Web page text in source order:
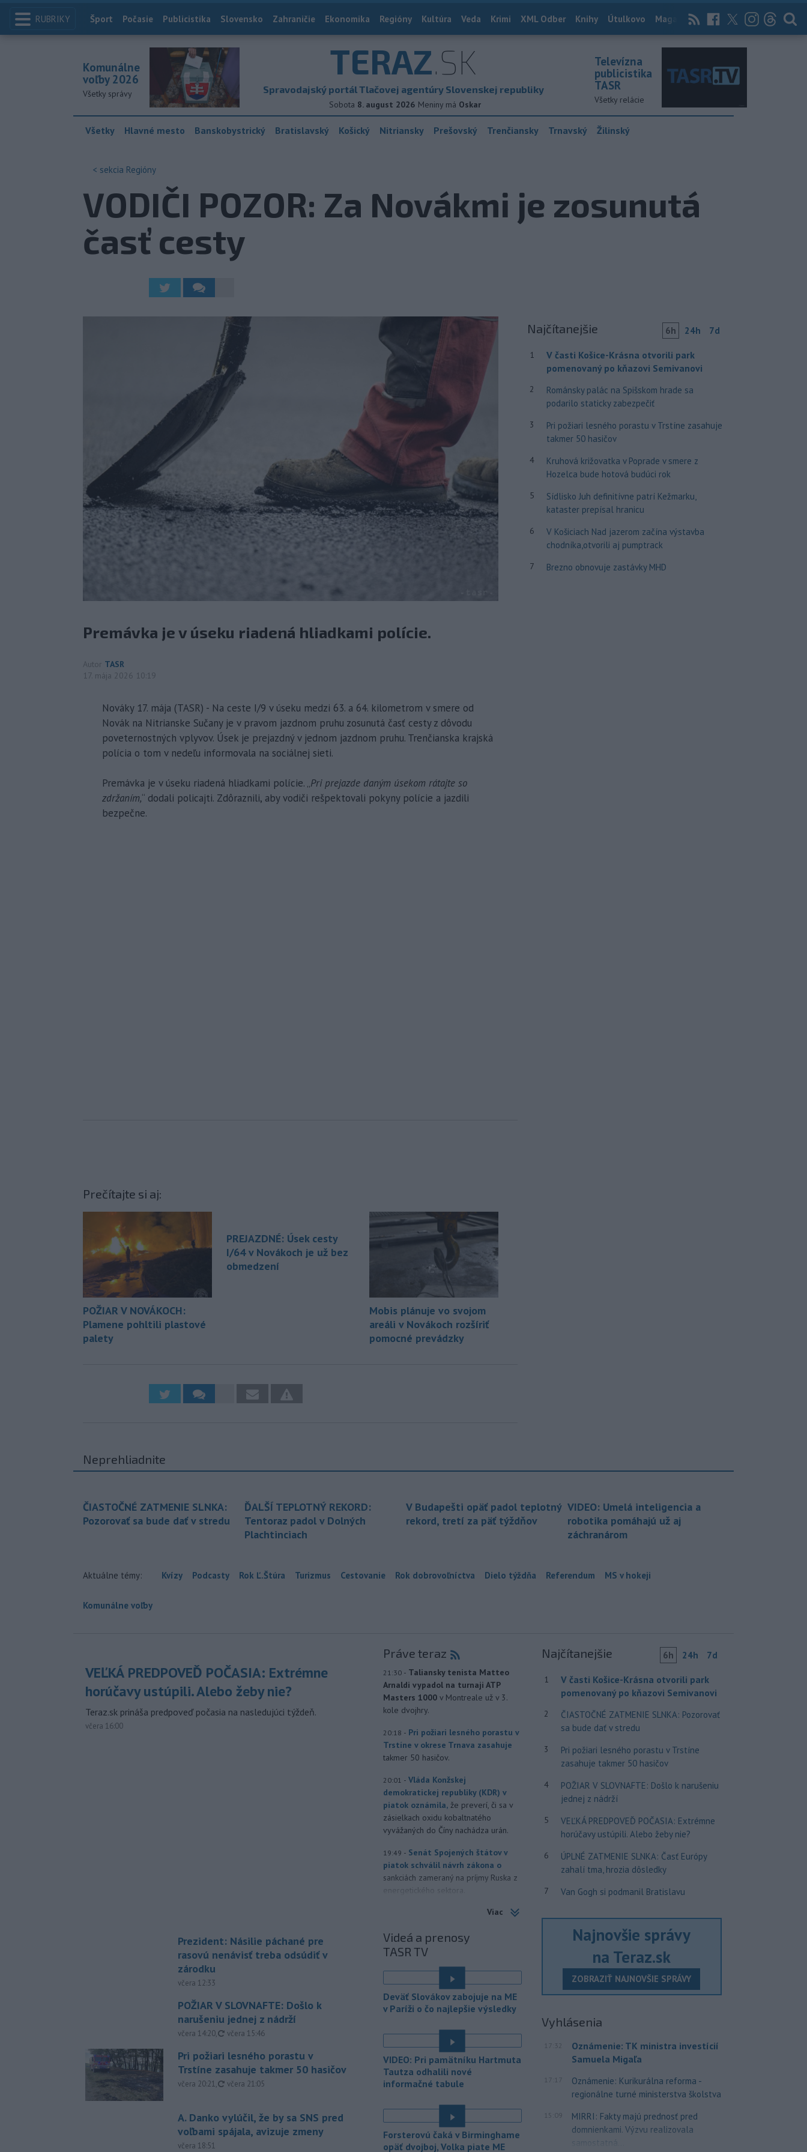
RUBRIKY Index
Šport Počasie Publicistika Slovensko Zahraničie Ekonomika Regióny Kultúra Veda Krimi XML Odber Knihy Útulkovo Magazín News Now Archív
TERAZ.SK
Spravodajský portál Tlačovej agentúry Slovenskej republiky
Sobota 8. august 2026 Meniny má Oskar
Komunálne
voľby 2026
Všetky správy
Televízna
publicistika
TASR
Všetky relácie
Všetky Hlavné mesto Banskobystrický Bratislavský Košický Nitriansky Prešovský Trenčiansky Trnavský Žilinský
< sekcia Regióny
VODIČI POZOR: Za Novákmi je zosunutá
časť cesty
Premávka je v úseku riadená hliadkami polície.
Autor TASR
17. mája 2026 10:19
Nováky 17. mája (TASR) - Na ceste I/9 v úseku medzi 63. a 64. kilometrom v smere od
Novák na Nitrianske Sučany je v pravom jazdnom pruhu zosunutá časť cesty z dôvodu
poveternostných vplyvov. Úsek je prejazdný v jednom jazdnom pruhu. Trenčianska krajská
polícia o tom v nedeľu informovala na sociálnej sieti.
Premávka je v úseku riadená hliadkami polície. „Pri prejazde daným úsekom rátajte so
zdržaním,“ dodali policajti. Zdôraznili, aby vodiči rešpektovali pokyny polície a jazdili
bezpečne.
Prečítajte si aj:
POŽIAR V NOVÁKOCH:
Plamene pohltili plastové
palety
PREJAZDNÉ: Úsek cesty
I/64 v Novákoch je už bez
obmedzení
Mobis plánuje vo svojom
areáli v Novákoch rozšíriť
pomocné prevádzky
Najčítanejšie 6h 24h 7d
1
V časti Košice-Krásna otvorili park
pomenovaný po kňazovi Semivanovi
2
Románsky palác na Spišskom hrade sa
podarilo staticky zabezpečiť
3
Pri požiari lesného porastu v Trstíne zasahuje
takmer 50 hasičov
4
Kruhová križovatka v Poprade v smere z
Hozelca bude hotová budúci rok
5
Sídlisko Juh definitívne patrí Kežmarku,
kataster prepísal hranicu
6
V Košiciach Nad jazerom začína výstavba
chodníka,otvorili aj pumptrack
7 Brezno obnovuje zastávky MHD
Neprehliadnite
ČIASTOČNÉ ZATMENIE SLNKA:
Pozorovať sa bude dať v stredu
ĎALŠÍ TEPLOTNÝ REKORD:
Tentoraz padol v Dolných
Plachtinciach
V Budapešti opäť padol teplotný
rekord, tretí za päť týždňov
VIDEO: Umelá inteligencia a
robotika pomáhajú už aj
záchranárom
Aktuálne témy: Kvízy Podcasty Rok Ľ.Štúra Turizmus Cestovanie Rok dobrovoľníctva Dielo týždňa Referendum MS v hokeji
Komunálne voľby
VEĽKÁ PREDPOVEĎ POČASIA: Extrémne
horúčavy ustúpili. Alebo žeby nie?
Teraz.sk prináša predpoveď počasia na nasledujúci týždeň.
včera 16:00
Prezident: Násilie páchané pre
rasovú nenávisť treba odsúdiť v
zárodku
včera 12:33
POŽIAR V SLOVNAFTE: Došlo k
narušeniu jednej z nádrží
včera 14:20, aktualizované
včera 15:46
Pri požiari lesného porastu v
Trstíne zasahuje takmer 50 hasičov
včera 20:21, aktualizované
včera 21:05
A. Danko vylúčil, že by sa SNS pred
voľbami spájala, avizuje zmeny
včera 18:51
Práve teraz
21:30 - Taliansky tenista Matteo
Arnaldi vypadol na turnaji ATP
Masters 1000 v Montreale už v 3.
kole dvojhry.
20:18 - Pri požiari lesného porastu v
Trstíne v okrese Trnava zasahuje
takmer 50 hasičov.
20:01 - Vláda Konžskej
demokratickej republiky (KDR) v
piatok oznámila, že preverí, či sa v
zásielkach oxidu kobaltnatého
vyvážaných do Číny nachádza urán.
19:49 - Senát Spojených štátov v
piatok schválil návrh zákona o
sankciách zameraný na príjmy Ruska z
energetického sektora.
Slovenská polícia prispela k
ktorý sa podarilo ukončiť
právoplatným odsúdením páchateľa v
15:21 - Piatkový požiar v
bratislavskej rafinérii Slovnaft je
pod kontrolou.Príčina jeho vzniku
TASR to potvrdil hovorca rafinérie
Anton Molnár.
15:17 - Ministerstvo kultúry (MK) SR
upraví verziu opatrenia o
pôsobnosti rezortu.
14:17 -
V bratislavskej rafinérii
Slovnaft horí uskladnený ropný
Viac
Videá a prenosy
TASR TV
Deväť Slovákov zabojuje na ME
v Paríži o čo najlepšie výsledky
VIDEO: Pri pamätníku Hartmuta
Tautza odhalili nové
informačné tabule
Forsterovú čaká v Birminghame
opäť dvojboj, Volka piate ME
Najčítanejšie 6h 24h 7d
1
V časti Košice-Krásna otvorili park
pomenovaný po kňazovi Semivanovi
2
ČIASTOČNÉ ZATMENIE SLNKA: Pozorovať
sa bude dať v stredu
3
Pri požiari lesného porastu v Trstíne
zasahuje takmer 50 hasičov
4
POŽIAR V SLOVNAFTE: Došlo k narušeniu
jednej z nádrží
5
VEĽKÁ PREDPOVEĎ POČASIA: Extrémne
horúčavy ustúpili. Alebo žeby nie?
6
ÚPLNÉ ZATMENIE SLNKA: Časť Európy
zahalí tma, hrozia dôsledky
7 Van Gogh si podmanil Bratislavu
Najnovšie správy
na Teraz.sk
ZOBRAZIŤ NAJNOVŠIE SPRÁVY
Vyhlásenia
17:32
Oznámenie: TK ministra investícií
Samuela Migaľa
17:17
Oznámenie: Kurikurálna reforma -
regionálne turné ministerstva školstva
15:09
MIRRI: Fakty majú prednosť pred
domnienkami. Výzvu realizovala
samostatná...